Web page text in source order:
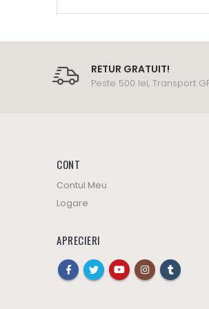
RETUR GRATUIT!
Peste 500 lei, Transport
CONT
Contul Meu
Logare
APRECIERI